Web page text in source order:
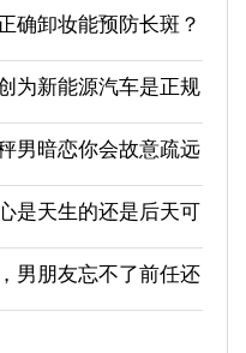
确卸妆能预防长斑？
为新能源汽车是正规
男暗恋你会故意疏远
是天生的还是后天可
男朋友忘不了前任还